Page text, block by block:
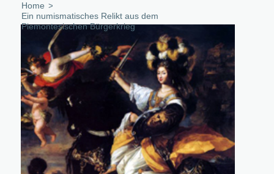
Home
Ein numismatisches Relikt aus dem
Piemontesischen Bürgerkrieg